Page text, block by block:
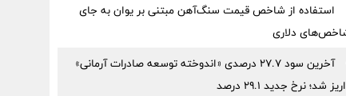
استفاده از شاخص قیمت سنگ‌آهن مبتنی بر یوان به جای
دلاری
آخرین سود ۲۷.۷ درصدی «اندوخته توسعه صادرات آرمانی»
شد؛ نرخ جدید ۲۹.۱ درصد